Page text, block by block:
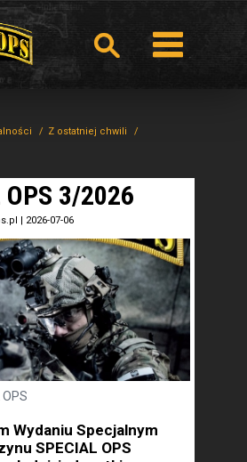
Z ostatniej chwili
OPS 3/2026
| 2026-07-06
Wydaniu Specjalnym
SPECIAL OPS